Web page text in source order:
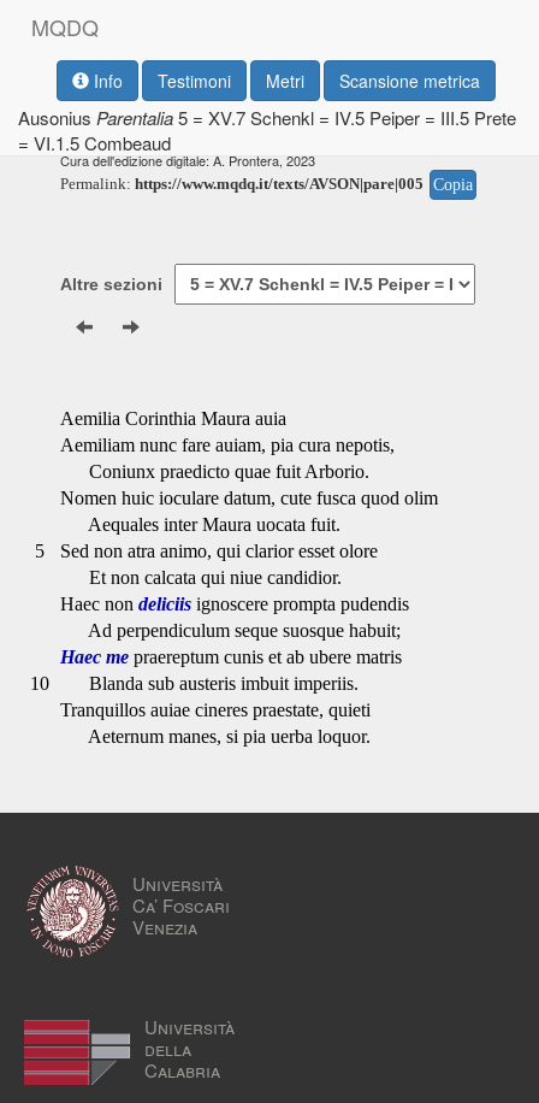
MQDQ
Info Testimoni Metri Scansione metrica
Ausonius Parentalia5 = XV.7 Schenkl = IV.5 Peiper = III.5 Prete
= VI.1.5 Combeaud
Testo base di riferimento: R. P. H. Green, 1999
Cura dell'edizione digitale: A. Prontera, 2023
Permalink: https://www.mqdq.it/texts/AVSON|pare|005 Copia
Altre sezioni
Aemilia Corinthia Maura auia
Aemiliam nunc fare auiam, pia cura nepotis,
Coniunx praedicto quae fuit Arborio.
Nomen huic ioculare datum, cute fusca quod olim
Aequales inter Maura uocata fuit.
5
Sed non atra animo, qui clarior esset olore
Et non calcata qui niue candidior.
Haec non deliciis ignoscere prompta pudendis
Ad perpendiculum seque suosque habuit;
Haec me praereptum cunis et ab ubere matris
10
Blanda sub austeris imbuit imperiis.
Tranquillos auiae cineres praestate, quieti
Aeternum manes, si pia uerba loquor.
Università
Ca’ Foscari
Venezia
Università
della
Calabria